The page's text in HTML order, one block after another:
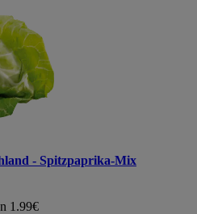
- Spitzpaprika-Mix
1.99€